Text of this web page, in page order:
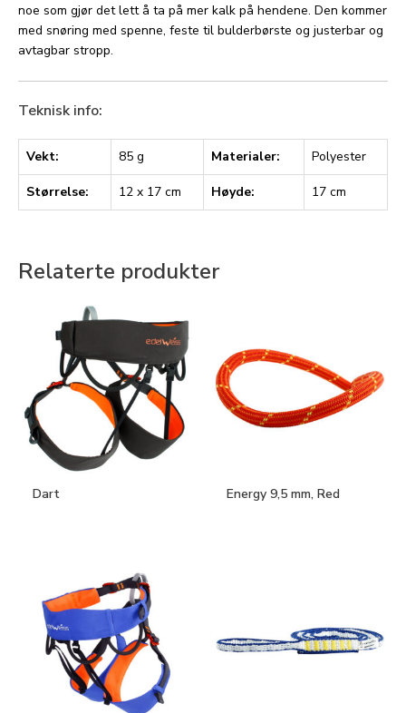
noe som gjør det lett å ta på mer kalk på hendene. Den kommer
med snøring med spenne, feste til bulderbørste og justerbar og
avtagbar stropp.
Teknisk info:
Vekt: 85 g Materialer: Polyester
Størrelse: 12 x 17 cm Høyde: 17 cm
Relaterte produkter
Dart Energy 9,5 mm, Red